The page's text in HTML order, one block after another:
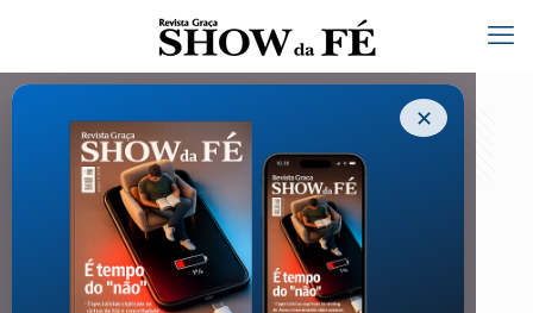
✕
Teologia
25/11/2023